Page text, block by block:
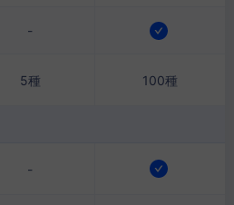
-
5種 100種
-